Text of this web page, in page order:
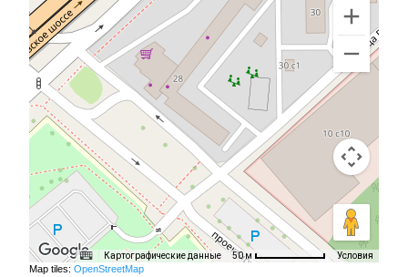
Картографические данные 50 м Условия
Map tiles: OpenStreetMap